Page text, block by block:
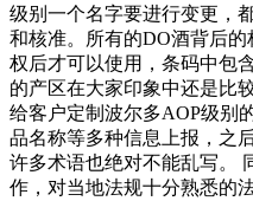
级别一个名字要进行变更，
和核准。所有的DO酒背后
权后才可以使用，条码中包
的产区在大家印象中还是比
给客户定制波尔多AOP级别
品名称等多种信息上报，之
许多术语也绝对不能乱写。
作，对当地法规十分熟悉的